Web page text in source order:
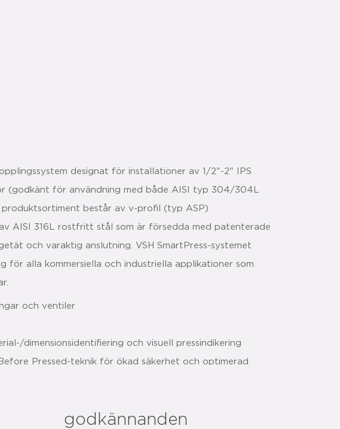
designat för installationer av 1/2"-2" IPS
(godkänt för användning med både AISI typ 304/304L
produktsortiment består av v-profil (typ ASP)
AISI 316L rostfritt stål som är försedda med patenterade
och varaktig anslutning. VSH SmartPress-systemet
för alla kommersiella och industriella applikationer som
och ventiler
dimensionsidentifiering och visuell pressindikering
Pressed-teknik för ökad säkerhet och optimerad
insticksdjup godkännanden